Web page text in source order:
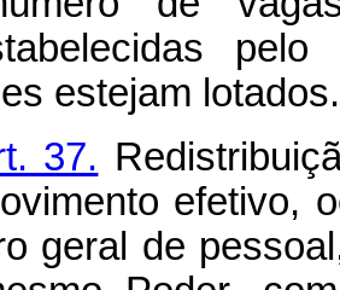
estejam
37.
efetivo,
geral de